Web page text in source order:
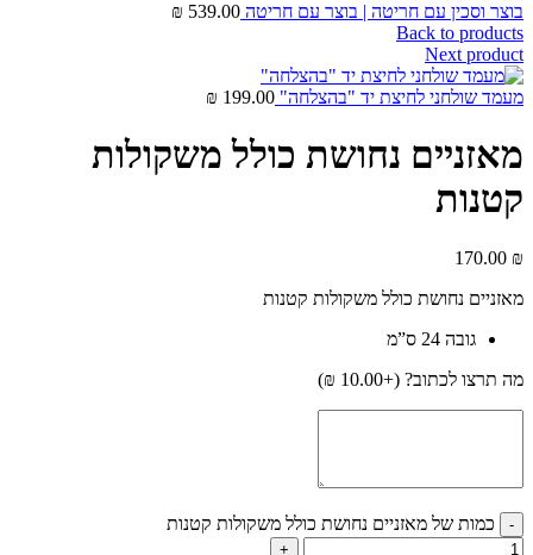
בוצר וסכין עם חריטה | בוצר עם חריטה 539.00
₪
Back to products
Next product
מעמד שולחני לחיצת יד "בהצלחה" 199.00
₪
מאזניים נחושת כולל משקולות
קטנות
170.00 ₪
מאזניים נחושת כולל משקולות קטנות
גובה 24 ס”מ
מה תרצו לכתוב? (+10.00
₪
)
כמות של מאזניים נחושת כולל משקולות קטנות